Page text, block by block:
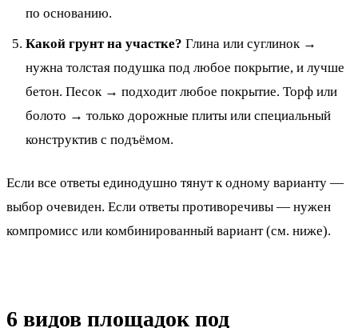
по основанию.
Какой грунт на участке? Глина или суглинок →
нужна толстая подушка под любое покрытие, и лучше
бетон. Песок → подходит любое покрытие. Торф или
болото → только дорожные плиты или специальный
конструктив с подъёмом.
Если все ответы единодушно тянут к одному варианту —
выбор очевиден. Если ответы противоречивы — нужен
компромисс или комбинированный вариант (см. ниже).
6 видов площадок под